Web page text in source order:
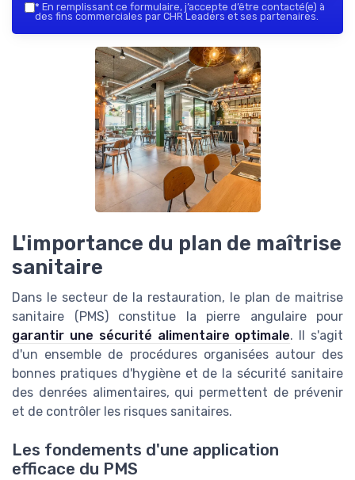
* En remplissant ce formulaire, j’accepte d’être contacté(e) à
des fins commerciales par CHR Leaders et ses partenaires.
L'importance du plan de maîtrise
sanitaire
Dans le secteur de la restauration, le plan de maitrise
sanitaire (PMS) constitue la pierre angulaire pour
garantir une sécurité alimentaire optimale. Il s'agit
d'un ensemble de procédures organisées autour des
bonnes pratiques d'hygiène et de la sécurité sanitaire
des denrées alimentaires, qui permettent de prévenir
et de contrôler les risques sanitaires.
Les fondements d'une application
efficace du PMS